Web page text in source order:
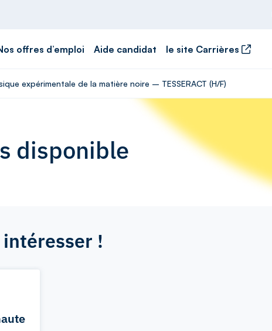
offres d’emploi Aide candidat le site Carrières
expérimentale de la matière noire – TESSERACT (H/F)
disponible
!